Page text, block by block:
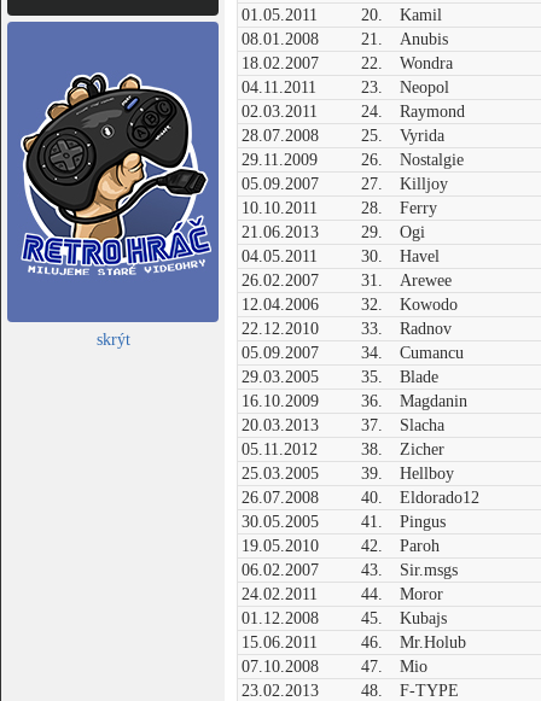
skrýt
01.05.2011
20.
Kamil
08.01.2008
21.
Anubis
18.02.2007
22.
Wondra
04.11.2011
23.
Neopol
02.03.2011
24.
Raymond
28.07.2008
25.
Vyrida
29.11.2009
26.
Nostalgie
05.09.2007
27.
Killjoy
10.10.2011
28.
Ferry
21.06.2013
29.
Ogi
04.05.2011
30.
Havel
26.02.2007
31.
Arewee
12.04.2006
32.
Kowodo
22.12.2010
33.
Radnov
05.09.2007
34.
Cumancu
29.03.2005
35.
Blade
16.10.2009
36.
Magdanin
20.03.2013
37.
Slacha
05.11.2012
38.
Zicher
25.03.2005
39.
Hellboy
26.07.2008
40.
Eldorado12
30.05.2005
41.
Pingus
19.05.2010
42.
Paroh
06.02.2007
43.
Sir.msgs
24.02.2011
44.
Moror
01.12.2008
45.
Kubajs
15.06.2011
46.
Mr.Holub
07.10.2008
47.
Mio
23.02.2013
48.
F-TYPE